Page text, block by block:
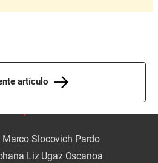
artículo
Marco Slocovich Pardo
Liz Ugaz Oscanoa